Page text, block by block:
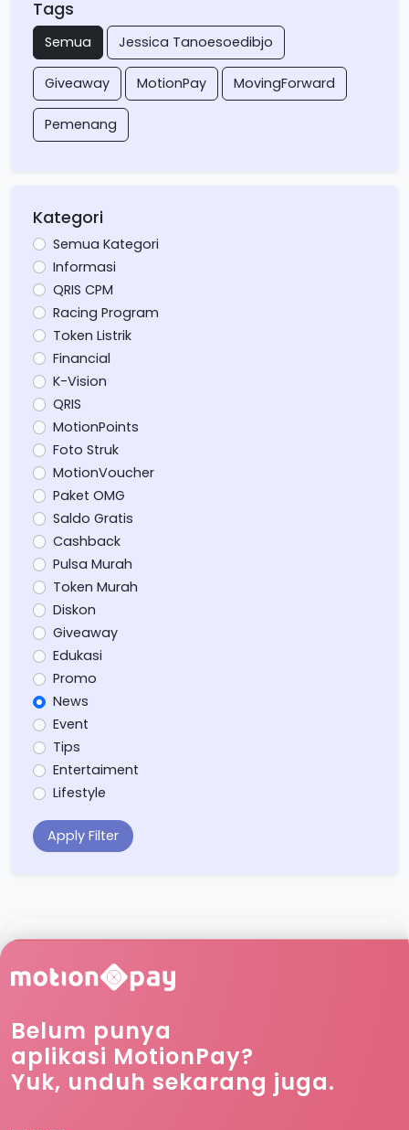
Tags
Semua Jessica Tanoesoedibjo
Giveaway MotionPay MovingForward
Pemenang
Kategori
Semua Kategori
Informasi
QRIS CPM
Racing Program
Token Listrik
Financial
K-Vision
QRIS
MotionPoints
Foto Struk
MotionVoucher
Paket OMG
Saldo Gratis
Cashback
Pulsa Murah
Token Murah
Diskon
Giveaway
Edukasi
Promo
News
Event
Tips
Entertaiment
Lifestyle
Apply Filter
Belum punya
aplikasi MotionPay?
Yuk, unduh sekarang juga.